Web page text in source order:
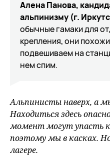
Алена Панова,
альпинизму (г.
обычные гамаки для
крепления, они
подвешиваем на
нем спим.
Альпинисты наверх, а
Находиться здесь
момент могут упасть
поэтому мы в касках.
лагере.